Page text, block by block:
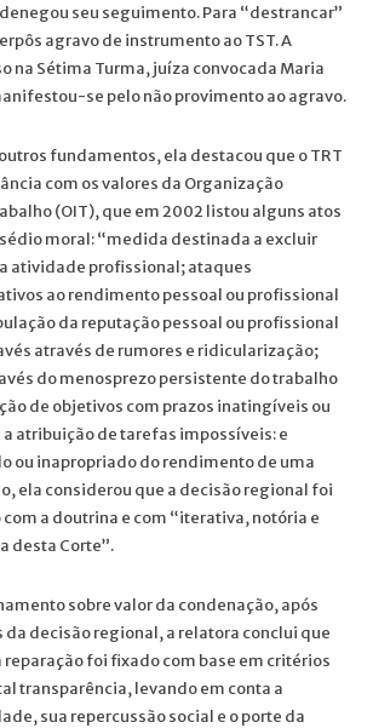
seu seguimento. Para “destrancar”
agravo de instrumento ao TST. A
na Sétima Turma, juíza convocada Maria
se pelo não provimento ao agravo.
fundamentos, ela destacou que o TRT
com os valores da Organização
(OIT), que em 2002 listou alguns atos
moral: “medida destinada a excluir
atividade profissional; ataques
ao rendimento pessoal ou profissional
da reputação pessoal ou profissional
através de rumores e ridicularização;
do menosprezo persistente do trabalho
de objetivos com prazos inatingíveis ou
a atribuição de tarefas impossíveis: e
ou inapropriado do rendimento de uma
ela considerou que a decisão regional foi
a doutrina e com “iterativa, notória e
desta Corte”.
sobre valor da condenação, após
decisão regional, a relatora conclui que
reparação foi fixado com base em critérios
transparência, levando em conta a
sua repercussão social e o porte da